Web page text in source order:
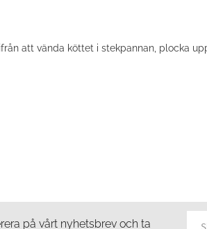
att vända köttet i stekpannan, plocka
på vårt nyhetsbrev och ta